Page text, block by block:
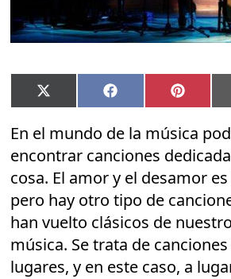
Compartir
en
X
(Twitter)
Compartir
en
Facebook
en
Pinterest
En el mundo de la música
encontrar canciones
cosa. El amor y el desamor
pero hay otro tipo de
han vuelto clásicos de
música. Se trata de
lugares, y en este caso, a